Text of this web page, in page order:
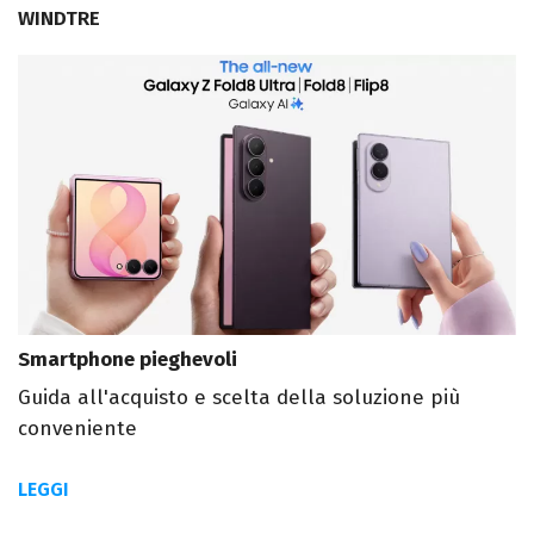
WINDTRE
Smartphone pieghevoli
Guida all'acquisto e scelta della soluzione più
conveniente
LEGGI